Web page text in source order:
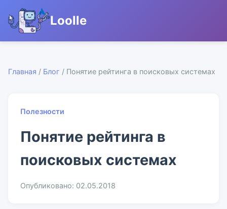
Loolle
Главная / Блог / Понятие рейтинга в поисковых системах
Полезности
Понятие рейтинга в
поисковых системах
Опубликовано: 02.05.2018